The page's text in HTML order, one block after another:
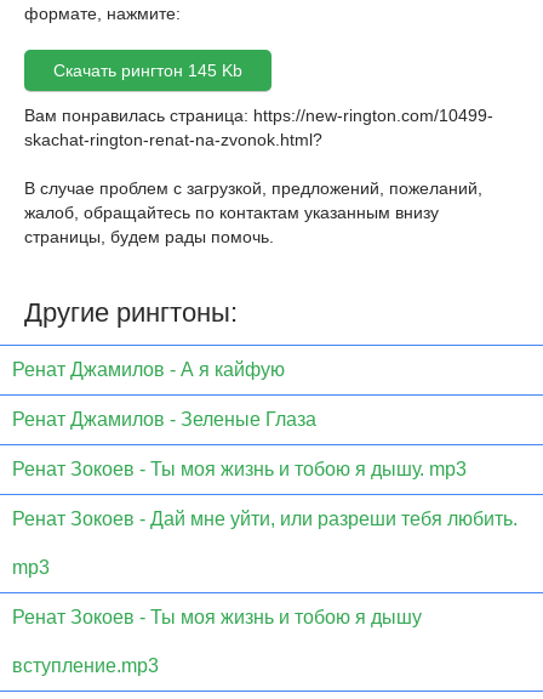
формате, нажмите:
Скачать рингтон 145 Kb
Вам понравилась страница: https://new-rington.com/10499-
skachat-rington-renat-na-zvonok.html?
В случае проблем с загрузкой, предложений, пожеланий,
жалоб, обращайтесь по контактам указанным внизу
страницы, будем рады помочь.
Другие рингтоны:
Ренат Джамилов - А я кайфую
Ренат Джамилов - Зеленые Глаза
Ренат Зокоев - Ты моя жизнь и тобою я дышу. mp3
Ренат Зокоев - Дай мне уйти, или разреши тебя любить.
mp3
Ренат Зокоев - Ты моя жизнь и тобою я дышу
вступление.mp3